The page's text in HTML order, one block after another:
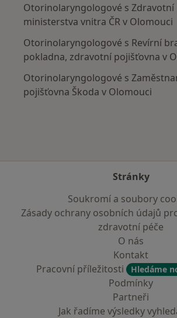
Otorinolaryngologové s Zdravotní
ministerstva vnitra ČR v Olomouci
Otorinolaryngologové s Revírní
pokladna, zdravotní pojišťovna v
Otorinolaryngologové s
pojišťovna Škoda v Olomouci
Stránky
Soukromí a soubory
Zásady ochrany osobních údajů
zdravotní péče
O nás
Kontakt
Pracovní příležitosti
Hledáme
Podmínky
Partneři
Jak řadíme výsledky